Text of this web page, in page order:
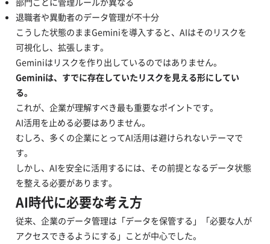
退職者や異動者のデータ管理が不十分
こうした状態のままGeminiを導入すると、AIはそのリスクを
可視化し、拡張します。
Geminiはリスクを作り出しているのではありません。
Geminiは、すでに存在していたリスクを見える形にしてい
る。
これが、企業が理解すべき最も重要なポイントです。
AI活用を止める必要はありません。
むしろ、多くの企業にとってAI活用は避けられないテーマで
す。
しかし、AIを安全に活用するには、その前提となるデータ状態
を整える必要があります。
AI時代に必要な考え方
従来、企業のデータ管理は「データを保管する」「必要な人が
アクセスできるようにする」ことが中心でした。